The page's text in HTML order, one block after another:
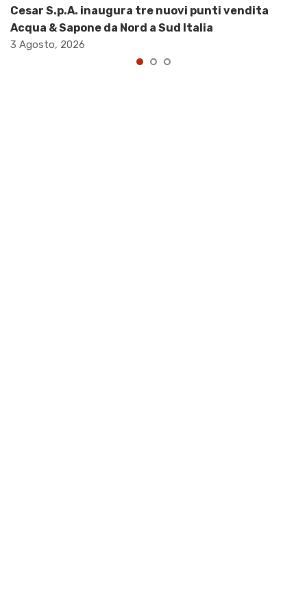
Cesar S.p.A. inaugura tre nuovi punti vendita
Acqua & Sapone da Nord a Sud Italia
3 Agosto, 2026